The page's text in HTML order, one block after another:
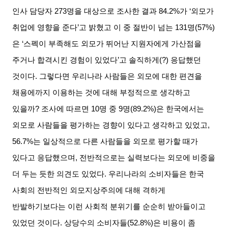
인사 담당자 273명을 대상으로 조사한 결과 84.2%가 ‘외모가
취업에 영향을 준다’고 밝혔고 이 중 절반이 넘는 131명(57%)
은 ‘스펙이 부족해도 외모가 뛰어난 지원자에게 가산점을
주거나 합격시킨 경험이 있었다’고 솔직하게 (?) 응답했던
것이다. 그렇다면 우리나라 사람들은 외모에 대한 편견을
채용에까지 이용하는 것에 대해 부정적으로 생각하고
있을까? 조사에 따르면 10명 중 9명(89.2%)은 한국에서는
외모로 사람들을 평가하는 경향이 있다고 생각하고 있었고,
56.7%는 일상적으로 다른 사람들을 외모로 평가할 때가
있다고 응답했으며 , 전반적으로는 실력보다는 외모에 비중을
더 두는 듯한 의견도 있었다. 우리나라의 소비자들은 한국
사회의 전반적인 외모지상주의에 대해 격하게
반발하기보다는 이런 사회적 분위기를 순순히 받아들이고
있었던 것이다.상당수의 소비자들(52.8%)은 비용이 좀